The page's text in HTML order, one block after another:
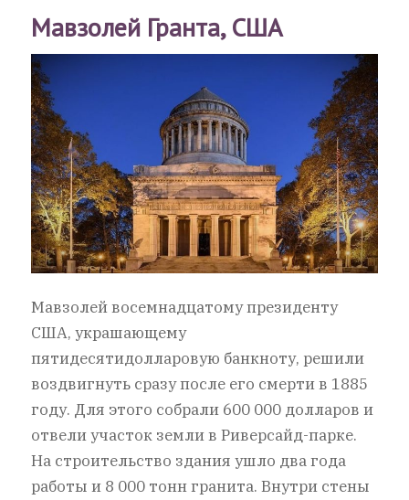
Мавзолей Гранта, США
Мавзолей восемнадцатому президенту
США, украшающему
пятидесятидолларовую банкноту, решили
воздвигнуть сразу после его смерти в 1885
году. Для этого собрали 600 000 долларов и
отвели участок земли в Риверсайд-парке.
На строительство здания ушло два года
работы и 8 000 тонн гранита. Внутри стены